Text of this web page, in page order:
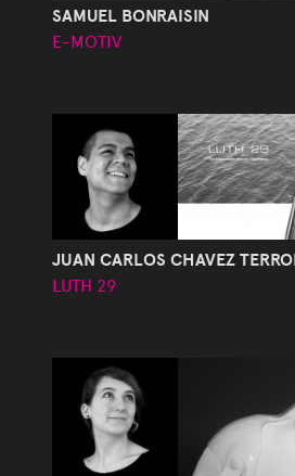
SAMUEL BONRAISIN
E-MOTIV
JUAN CARLOS CHAVEZ
LUTH 29